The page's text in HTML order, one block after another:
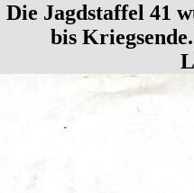
Die Jagdstaffel 41
bis